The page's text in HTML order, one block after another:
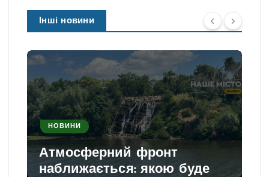
Інші новини
НОВИНИ
Атмосферний фронт
наближається: якою буде